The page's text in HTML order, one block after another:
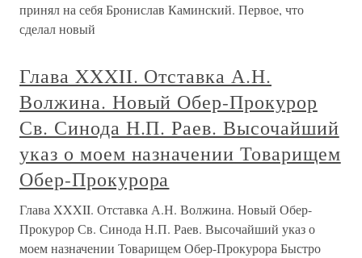
принял на себя Бронислав Каминский. Первое, что
сделал новый
Глава XXXII. Отставка А.Н.
Волжина. Новый Обер-Прокурор
Св. Синода Н.П. Раев. Высочайший
указ о моем назначении Товарищем
Обер-Прокурора
Глава XXXII. Отставка А.Н. Волжина. Новый Обер-
Прокурор Св. Синода Н.П. Раев. Высочайший указ о
моем назначении Товарищем Обер-Прокурора Быстро